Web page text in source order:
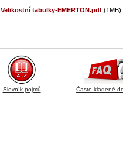
Velikostní tabulky-EMERTON.pdf (1MB)
Slovník pojmů Často kladené